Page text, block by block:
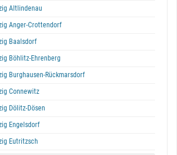
Altlindenau
Anger-Crottendorf
Baalsdorf
Böhlitz-Ehrenberg
Burghausen-Rückmarsdorf
Connewitz
Dölitz-Dösen
Engelsdorf
Eutritzsch